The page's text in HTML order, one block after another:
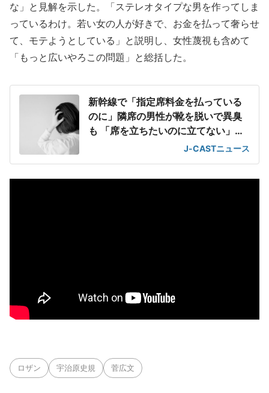
な」と見解を示した。「ステレオタイプな男を作ってしま
っているわけ。若い女の人が好きで、お金を払って奢らせ
て、モテようとしている」と説明し、女性蔑視も含めて
「もっと広いやろこの問題」と総括した。
新幹線で「指定席料金を払っている
のに」隣席の男性が靴を脱いで異臭
も 「席を立ちたいのに立てない」息
J-CASTニュース
ロザン 宇治原史規 菅広文